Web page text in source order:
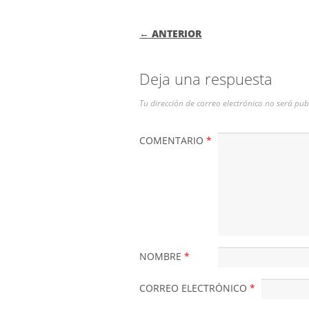
NAVEGACIÓN DE
← ANTERIOR
Deja una respuesta
Tu dirección de correo electrónico no será
COMENTARIO*
NOMBRE*
CORREO ELECTRÓNICO*